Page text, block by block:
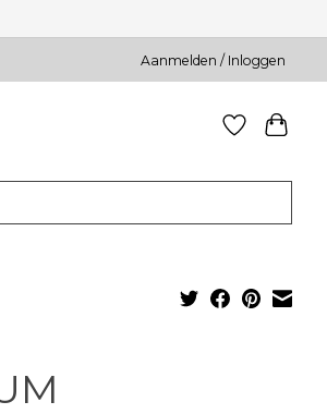
Aanmelden / Inloggen